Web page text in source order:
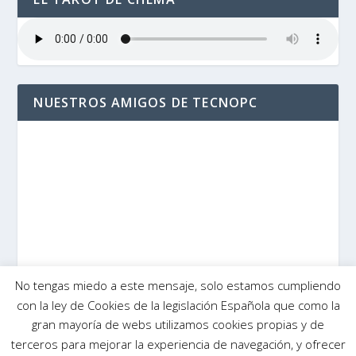
NUESTROS AMIGOS DE TECNOPC
No tengas miedo a este mensaje, solo estamos cumpliendo
con la ley de Cookies de la legislación Española que como la
gran mayoría de webs utilizamos cookies propias y de
terceros para mejorar la experiencia de navegación, y ofrecer